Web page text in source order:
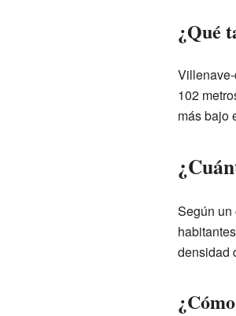
¿Qué
102
más bajo
Según
densidad